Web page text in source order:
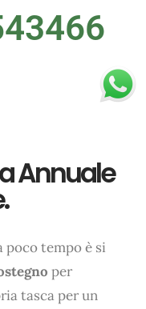
Annuale
poco tempo è si
per
tasca per un